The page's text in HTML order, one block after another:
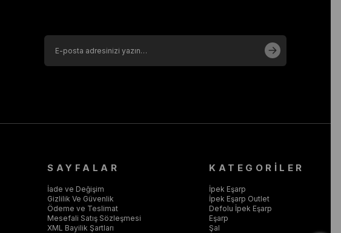
SAYFALAR
İade ve Değişim
Gizlilik Ve Güvenlik
Ödeme ve Teslimat
Mesefali Satış Sözleşmesi
XML Bayilik Şartları
KATEGORİLER
İpek Eşarp
İpek Eşarp Outlet
Defolu İpek Eşarp
Eşarp
Şal